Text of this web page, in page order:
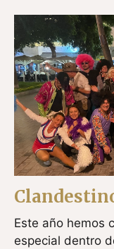
Este año hemos
especial dentro